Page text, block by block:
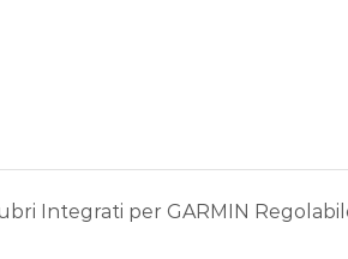
Integrati per GARMIN